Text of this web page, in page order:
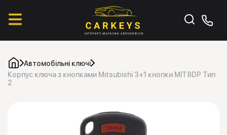
Автомобільні ключі
Корпус ключа з кнопками Mitsubishi 3+1 кнопки MIT8DP Тип
2